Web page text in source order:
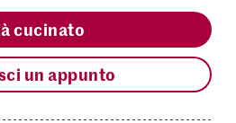
cucinato
un appunto